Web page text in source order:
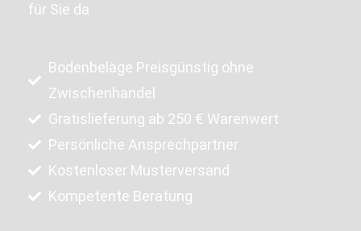
für Sie da
Bodenbeläge Preisgünstig ohne
Zwischenhandel
Gratislieferung ab 250 € Warenwert
Persönliche Ansprechpartner
Kostenloser Musterversand
Kompetente Beratung